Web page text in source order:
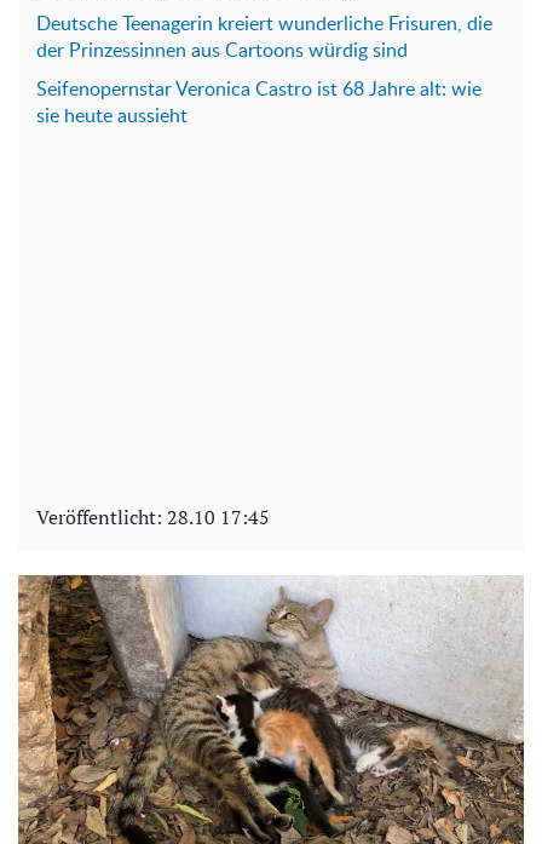
Deutsche Teenagerin kreiert wunderliche Frisuren, die
der Prinzessinnen aus Cartoons würdig sind
Seifenopernstar Veronica Castro ist 68 Jahre alt: wie
sie heute aussieht
Veröffentlicht: 28.10 17:45